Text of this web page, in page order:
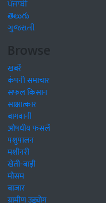
ਪੰਜਾਬੀ
తెలుగు
ગુજરાતી
Browse
खबरें
कंपनी समाचार
सफल किसान
साक्षात्कार
बागवानी
औषधीय फसलें
पशुपालन
मशीनरी
खेती-बाड़ी
मौसम
बाजार
ग्रामीण उद्द्योग